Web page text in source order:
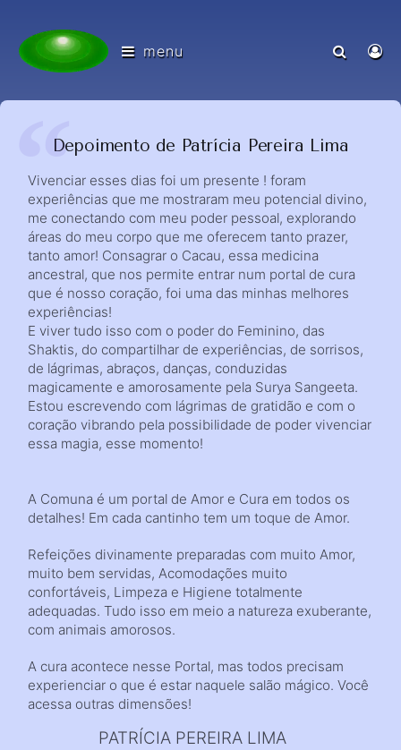
menu
Depoimento de Patrícia Pereira Lima
Vivenciar esses dias foi um presente ! foram
experiências que me mostraram meu potencial divino,
me conectando com meu poder pessoal, explorando
áreas do meu corpo que me oferecem tanto prazer,
tanto amor! Consagrar o Cacau, essa medicina
ancestral, que nos permite entrar num portal de cura
que é nosso coração, foi uma das minhas melhores
experiências!
E viver tudo isso com o poder do Feminino, das
Shaktis, do compartilhar de experiências, de sorrisos,
de lágrimas, abraços, danças, conduzidas
magicamente e amorosamente pela Surya Sangeeta.
Estou escrevendo com lágrimas de gratidão e com o
coração vibrando pela possibilidade de poder vivenciar
essa magia, esse momento!
A Comuna é um portal de Amor e Cura em todos os
detalhes! Em cada cantinho tem um toque de Amor.
Refeições divinamente preparadas com muito Amor,
muito bem servidas, Acomodações muito
confortáveis, Limpeza e Higiene totalmente
adequadas. Tudo isso em meio a natureza exuberante,
com animais amorosos.
A cura acontece nesse Portal, mas todos precisam
experienciar o que é estar naquele salão mágico. Você
acessa outras dimensões!
PATRÍCIA PEREIRA LIMA